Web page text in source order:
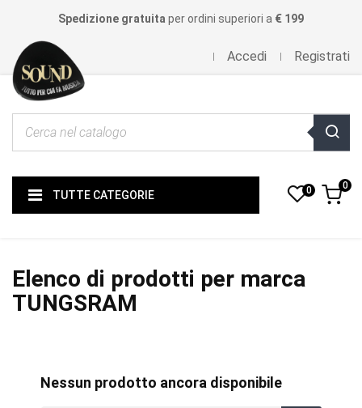
Spedizione gratuita per ordini superiori a € 199
Accedi Registrati
TUTTE CATEGORIE 0 0
Elenco di prodotti per marca
TUNGSRAM
Nessun prodotto ancora disponibile